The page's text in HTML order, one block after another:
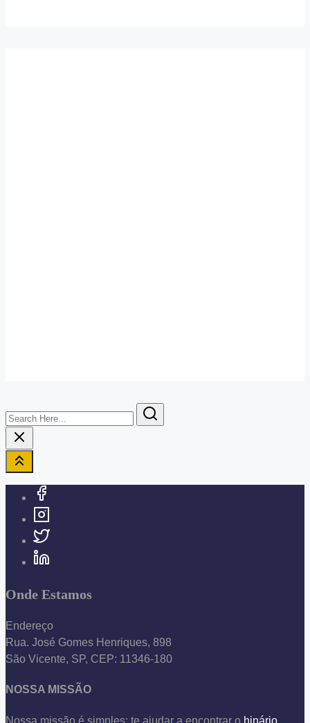
Search
Here...
Onde Estamos
Endereço
Rua. José Gomes Henriques, 898
São Vicente, SP, CEP: 11346-180
NOSSA MISSÃO
Nossa missão é simples: te ajudar a encontrar o hinário